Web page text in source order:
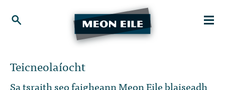
Teicneolaíocht
Sa tsraith seo faigheann Meon Eile blaiseadh